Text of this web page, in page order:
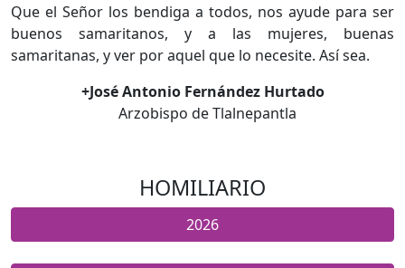
Que el Señor los bendiga a todos, nos ayude para ser
buenos samaritanos, y a las mujeres, buenas
samaritanas, y ver por aquel que lo necesite. Así sea.
+José Antonio Fernández Hurtado
Arzobispo de Tlalnepantla
HOMILIARIO
2026